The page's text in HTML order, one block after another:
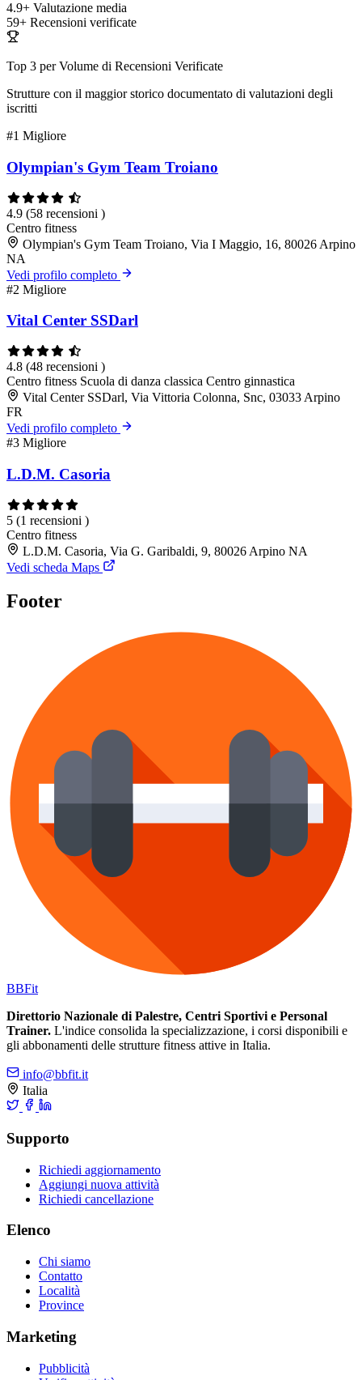
4.9+ Valutazione media
59+ Recensioni verificate
Top 3 per Volume di Recensioni Verificate
Strutture con il maggior storico documentato di valutazioni degli
iscritti
#1 Migliore
Olympian's Gym Team Troiano
4.9 (58 recensioni )
Centro fitness
Olympian's Gym Team Troiano, Via I Maggio, 16, 80026 Arpino
NA
Vedi profilo completo
#2 Migliore
Vital Center SSDarl
4.8 (48 recensioni )
Centro fitness Scuola di danza classica Centro ginnastica
Vital Center SSDarl, Via Vittoria Colonna, Snc, 03033 Arpino
FR
Vedi profilo completo
#3 Migliore
L.D.M. Casoria
5 (1 recensioni )
Centro fitness
L.D.M. Casoria, Via G. Garibaldi, 9, 80026 Arpino NA
Vedi scheda Maps
Footer
BBFit
Direttorio Nazionale di Palestre, Centri Sportivi e Personal
Trainer. L'indice consolida la specializzazione, i corsi disponibili e
gli abbonamenti delle strutture fitness attive in Italia.
info@bbfit.it
Italia
Supporto
Richiedi aggiornamento
Aggiungi nuova attività
Richiedi cancellazione
Elenco
Chi siamo
Contatto
Località
Province
Marketing
Pubblicità